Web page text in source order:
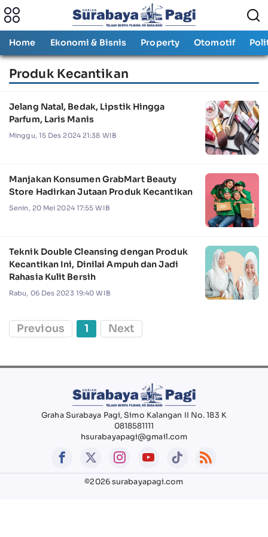
Home Ekonomi & Bisnis Property Otomotif
Produk Kecantikan
Jelang Natal, Bedak, Lipstik Hingga
Parfum, Laris Manis
Minggu, 15 Des 2024 21:38 WIB
Manjakan Konsumen GrabMart Beauty
Store Hadirkan Jutaan Produk Kecantikan
Senin, 20 Mei 2024 17:55 WIB
Teknik Double Cleansing dengan Produk
Kecantikan Ini, Dinilai Ampuh dan Jadi
Rahasia Kulit Bersih
Rabu, 06 Des 2023 19:40 WIB
Previous 1 Next
Graha Surabaya Pagi, Simo Kalangan II No. 183 K
0818581111
hsurabayapagi@gmail.com
©2026 surabayapagi.com